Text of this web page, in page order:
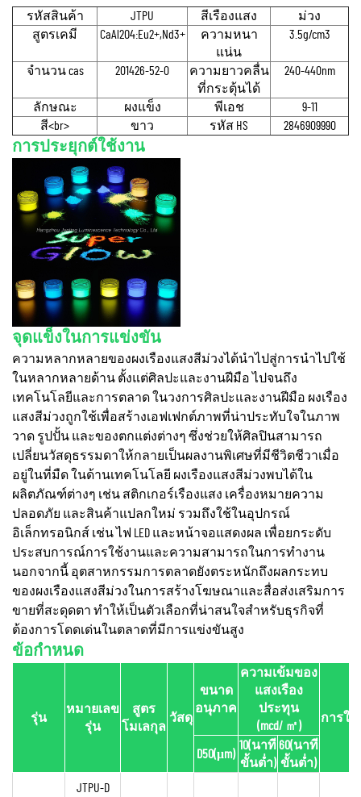
รหัสสินค้า JTPU สีเรืองแสง
ม่วง
สูตรเคมี
CaAl2O4:Eu2+,Nd3+
ความหนา
แน่น
3.5g/cm3
จํานวน cas 201426-52-0
ความยาวคลื่น
ที่กระตุ้นได้
240-440nm
ลักษณะ ผงแข็ง พีเอช
9-11
สี<br>
ขาว รหัส HS 2846909990
การประยุกต์ใช้งาน
จุดแข็งในการแข่งขัน
ความหลากหลายของผงเรืองแสงสีม่วงได้นำไปสู่การนำไปใช้
ในหลากหลายด้าน ตั้งแต่ศิลปะและงานฝีมือ ไปจนถึง
เทคโนโลยีและการตลาด ในวงการศิลปะและงานฝีมือ ผงเรือง
แสงสีม่วงถูกใช้เพื่อสร้างเอฟเฟกต์ภาพที่น่าประทับใจในภาพ
วาด รูปปั้น และของตกแต่งต่างๆ ซึ่งช่วยให้ศิลปินสามารถ
เปลี่ยนวัสดุธรรมดาให้กลายเป็นผลงานพิเศษที่มีชีวิตชีวาเมื่อ
อยู่ในที่มืด ในด้านเทคโนโลยี ผงเรืองแสงสีม่วงพบได้ใน
ผลิตภัณฑ์ต่างๆ เช่น สติกเกอร์เรืองแสง เครื่องหมายความ
ปลอดภัย และสินค้าแปลกใหม่ รวมถึงใช้ในอุปกรณ์
อิเล็กทรอนิกส์ เช่น ไฟ LED และหน้าจอแสดงผล เพื่อยกระดับ
ประสบการณ์การใช้งานและความสามารถในการทำงาน
นอกจากนี้ อุตสาหกรรมการตลาดยังตระหนักถึงผลกระทบ
ของผงเรืองแสงสีม่วงในการสร้างโฆษณาและสื่อส่งเสริมการ
ขายที่สะดุดตา ทำให้เป็นตัวเลือกที่น่าสนใจสำหรับธุรกิจที่
ต้องการโดดเด่นในตลาดที่มีการแข่งขันสูง
ข้อกำหนด
รุ่น
หมายเลข
รุ่น
สูตร
โมเลกุล
วัสดุ
ขนาด
อนุภาค
ความเข้มของ
แสงเรือง
ประทุน
(mcd/ ㎡)
การใ
D50(μm)
10(นาที
ขั้นต่ำ)
60(นาที
ขั้นต่ำ)
JTPU-D